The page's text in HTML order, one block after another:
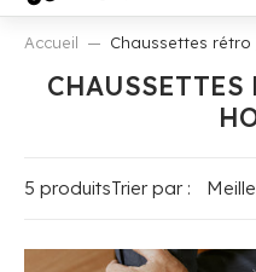
Accueil Chaussettes
5 produitsTrier par :